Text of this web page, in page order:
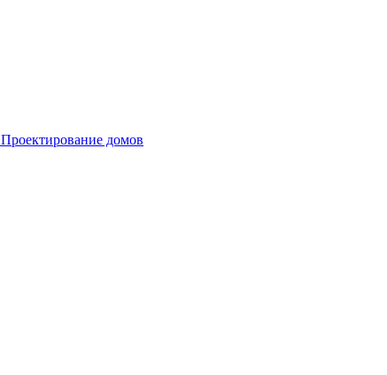
Проектирование домов